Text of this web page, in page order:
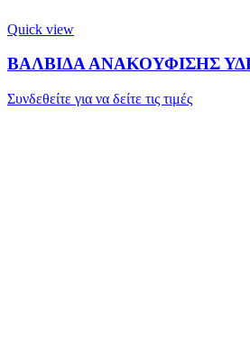
Quick view
ΒΑΛΒΙΔΑ ΑΝΑΚΟΥΦΙΣΗΣ
Συνδεθείτε για να δείτε τις τιμές